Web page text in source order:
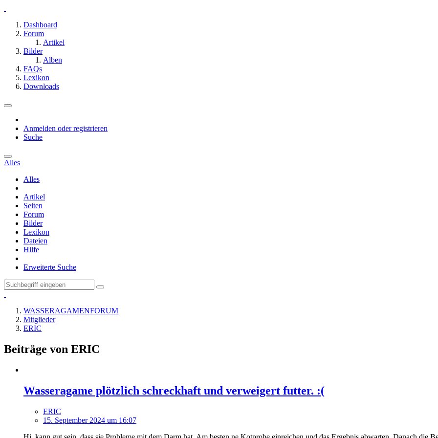
Dashboard
Forum
Artikel
Bilder
Alben
FAQs
Lexikon
Downloads
Anmelden oder registrieren
Suche
Alles
Alles
Artikel
Seiten
Forum
Bilder
Lexikon
Dateien
Hilfe
Erweiterte Suche
WASSERAGAMENFORUM
Mitglieder
ERIC
Beiträge von ERIC
Wasseragame plötzlich schreckhaft und verweigert futter. :(
ERIC
15. September 2024 um 16:07